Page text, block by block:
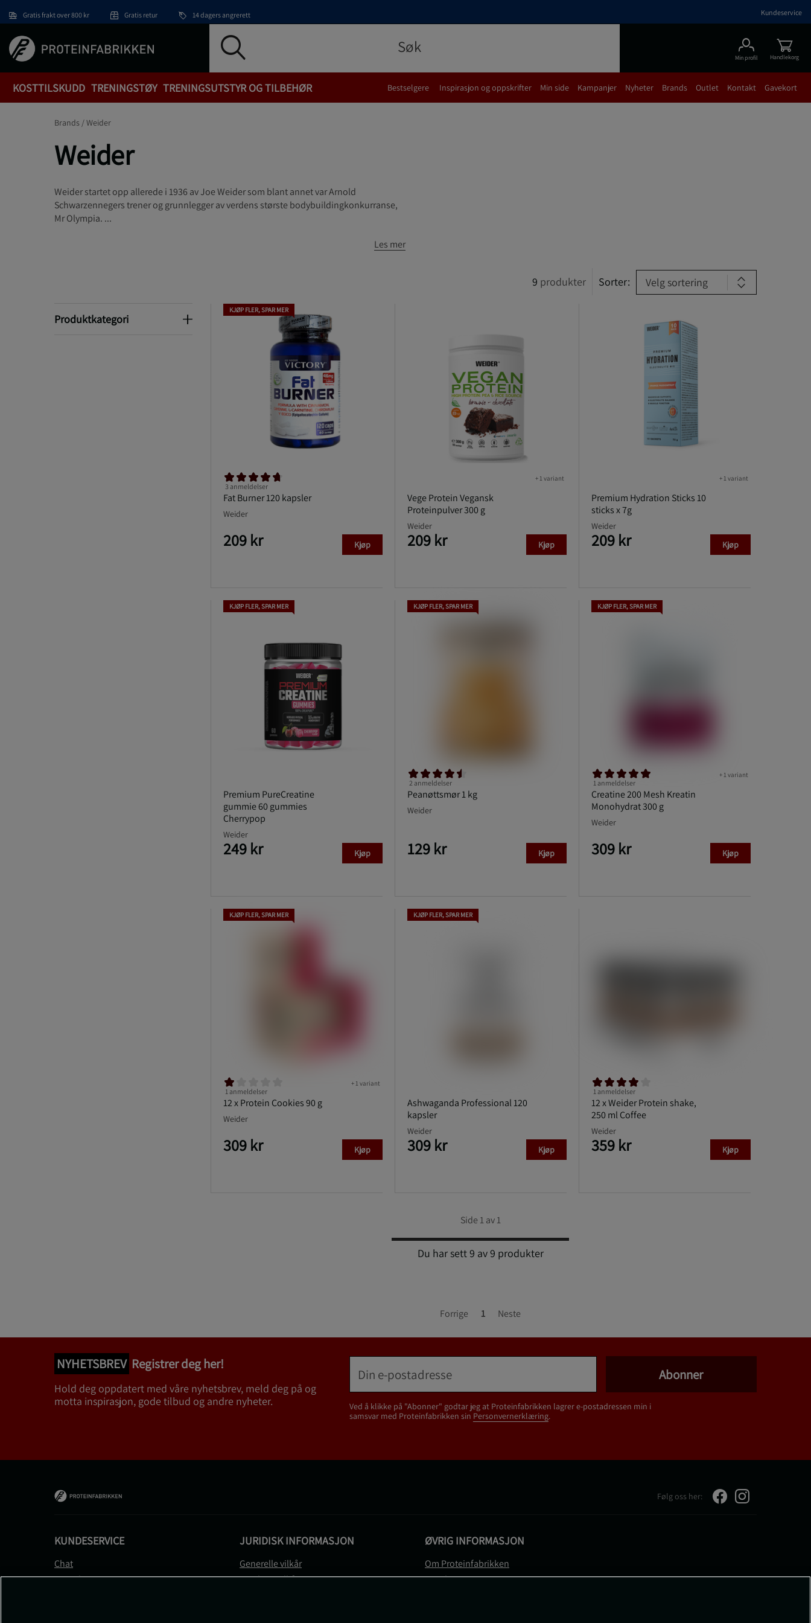
Gratis frakt over 800 kr Gratis retur 14 dagers angrerett Kundeservice
Min profil Handlekorg
KOSTTILSKUDD TRENINGSTØY TRENINGSUTSTYR OG TILBEHØR Bestselgere Inspirasjon og oppskrifter Min side Kampanjer Nyheter Brands Outlet Kontakt Gavekort
Brands /Weider
Weider
Weider startet opp allerede i 1936 av Joe Weider som blant annet var Arnold
Schwarzennegers trener og grunnlegger av verdens største bodybuildingkonkurranse,
Mr Olympia. ...
Les mer
9 produkter Sorter: Velg sortering
ProduktkategoriProduktkategori
KJØP FLER, SPAR MER
Fat Burner 120 kapsler
3 anmeldelser
Weider
209 kr Kjøp
Vege Protein Vegansk
Proteinpulver 300 g
+ 1 variant
Weider
209 kr Kjøp
Premium Hydration Sticks 10
sticks x 7g
+ 1 variant
Weider
209 kr Kjøp
KJØP FLER, SPAR MER
Premium PureCreatine
gummie 60 gummies
Cherrypop
Weider
249 kr Kjøp
KJØP FLER, SPAR MER
Peanøttsmør 1 kg
2 anmeldelser
Weider
129 kr Kjøp
KJØP FLER, SPAR MER
Creatine 200 Mesh Kreatin
Monohydrat 300 g
+ 1 variant
1 anmeldelser
Weider
309 kr Kjøp
KJØP FLER, SPAR MER
12 x Protein Cookies 90 g
+ 1 variant
1 anmeldelser
Weider
309 kr Kjøp
KJØP FLER, SPAR MER
Ashwaganda Professional 120
kapsler
Weider
309 kr Kjøp
12 x Weider Protein shake,
250 ml Coffee
1 anmeldelser
Weider
359 kr Kjøp
Side 1 av 1
Du har sett 9 av 9 produkter
Forrige 1 Neste
NYHETSBREV Registrer deg her!
Hold deg oppdatert med våre nyhetsbrev, meld deg på og
motta inspirasjon, gode tilbud og andre nyheter.
Ved å klikke på "Abonner" godtar jeg at Proteinfabrikken lagrer e-postadressen min i
samsvar med Proteinfabrikken sin Personvernerklæring.
Abonner
Følg oss her:
KUNDESERVICE
Chat
Kontakt
JURIDISK INFORMASJON
Generelle vilkår
Betalingsvilkår
ØVRIG INFORMASJON
Om Proteinfabrikken
Gavekort